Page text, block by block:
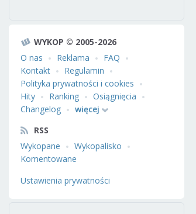
WYKOP © 2005-2026
O nas
Reklama
FAQ
Kontakt
Regulamin
Polityka prywatności i cookies
Hity
Ranking
Osiągnięcia
Changelog
więcej
RSS
Wykopane
Wykopalisko
Komentowane
Ustawienia prywatności